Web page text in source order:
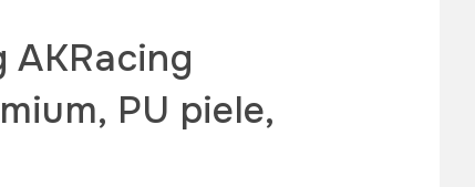
AKRacing
PU piele,